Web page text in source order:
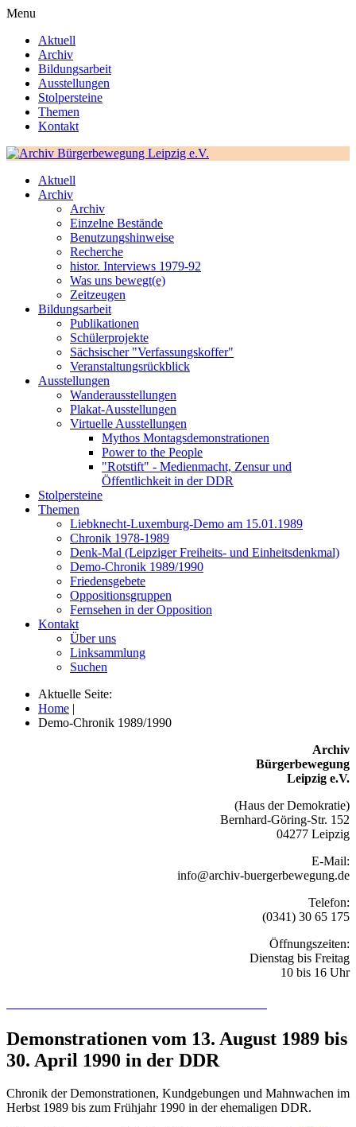
Menu
Aktuell
Archiv
Bildungsarbeit
Ausstellungen
Stolpersteine
Themen
Kontakt
Aktuell
Archiv
Archiv
Einzelne Bestände
Benutzungshinweise
Recherche
histor. Interviews 1979-92
Was uns bewegt(e)
Zeitzeugen
Bildungsarbeit
Publikationen
Schülerprojekte
Sächsischer "Verfassungskoffer"
Veranstaltungsrückblick
Ausstellungen
Wanderausstellungen
Plakat-Ausstellungen
Virtuelle Ausstellungen
Mythos Montagsdemonstrationen
Power to the People
"Rotstift" - Medienmacht, Zensur und
Öffentlichkeit in der DDR
Stolpersteine
Themen
Liebknecht-Luxemburg-Demo am 15.01.1989
Chronik 1978-1989
Denk-Mal (Leipziger Freiheits- und Einheitsdenkmal)
Demo-Chronik 1989/1990
Friedensgebete
Oppositionsgruppen
Fernsehen in der Opposition
Kontakt
Über uns
Linksammlung
Suchen
Aktuelle Seite:
Home |
Demo-Chronik 1989/1990
Archiv
Bürgerbewegung
Leipzig e.V.
(Haus der Demokratie)
Bernhard-Göring-Str. 152
04277 Leipzig
E-Mail:
info@archiv-buergerbewegung.de
Telefon:
(0341) 30 65 175
Öffnungszeiten:
Dienstag bis Freitag
10 bis 16 Uhr
Demonstrationen vom 13. August 1989 bis
30. April 1990 in der DDR
Chronik der Demonstrationen, Kundgebungen und Mahnwachen im
Herbst 1989 bis zum Frühjahr 1990 in der ehemaligen DDR.